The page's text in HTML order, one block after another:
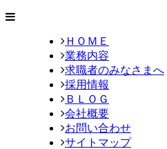
ＨＯＭＥ
業務内容
求職者のみなさまへ
採用情報
ＢＬＯＧ
会社概要
お問い合わせ
サイトマップ